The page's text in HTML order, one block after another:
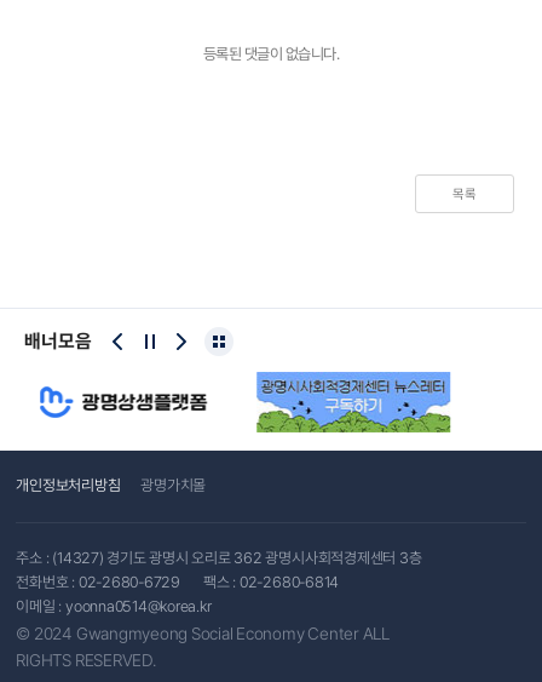
등록된 댓글이 없습니다.
목록
배너모음
개인정보처리방침 광명가치몰
주소 : (14327) 경기도 광명시 오리로 362 광명시사회적경제센터 3층
전화번호 : 02-2680-6729
팩스 : 02-2680-6814
이메일 : yoonna0514@korea.kr
© 2024 Gwangmyeong Social Economy Center ALL
RIGHTS RESERVED.